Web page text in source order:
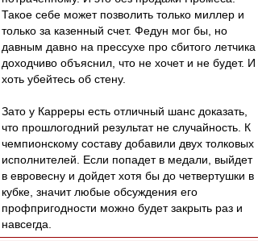
Такое себе может позволить только миллер и
только за казенный счет. Федун мог бы, но
давным давно на прессухе про сбитого летчика
доходчиво объяснил, что не хочет и не будет. И
хоть убейтесь об стену.
Зато у Карреры есть отличный шанс доказать,
что прошлогодний результат не случайность. К
чемпионскому составу добавили двух толковых
исполнителей. Если попадет в медали, выйдет
в евровесну и дойдет хотя бы до четвертушки в
кубке, значит любые обсуждения его
профпригодности можно будет закрыть раз и
навсегда.